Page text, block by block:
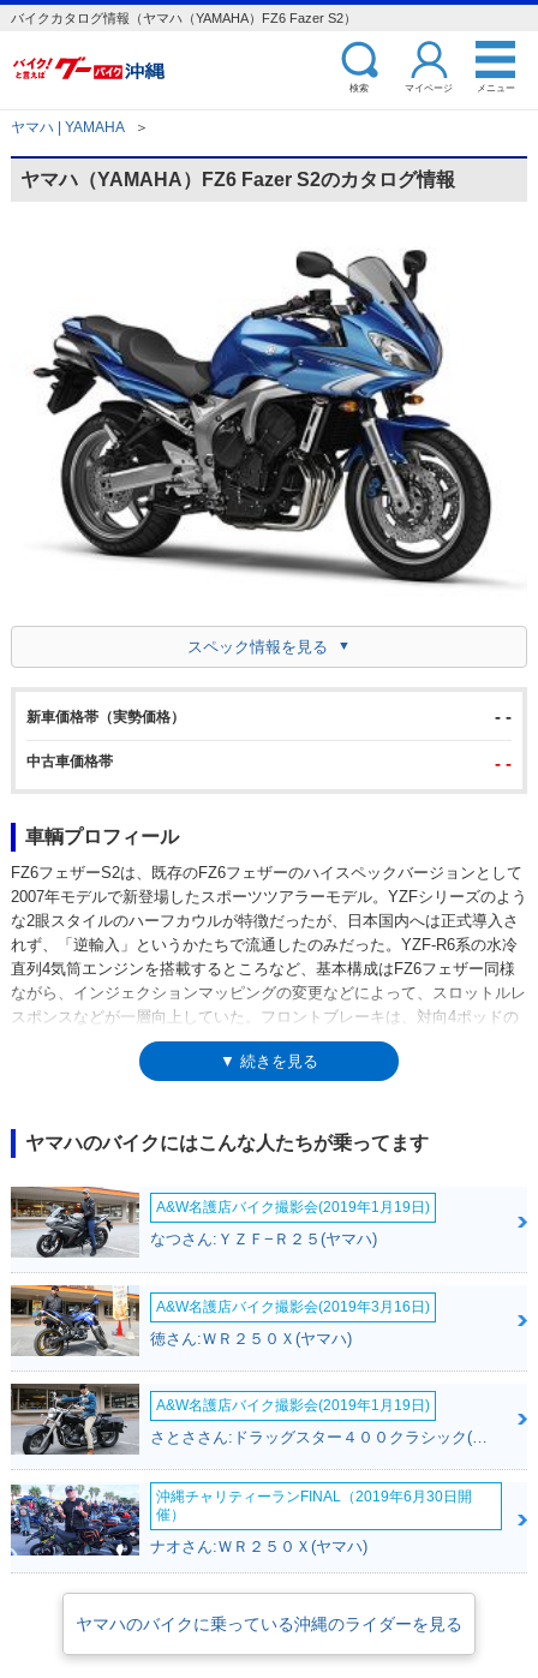
バイクカタログ情報（ヤマハ（YAMAHA）FZ6 Fazer S2）
検索 マイページ メニュー
ヤマハ | YAMAHA ＞
ヤマハ（YAMAHA）FZ6 Fazer S2のカタログ情報
スペック情報を見る
新車価格帯（実勢価格） - -
中古車価格帯 - -
車輌プロフィール
FZ6フェザーS2は、既存のFZ6フェザーのハイスペックバージョンとして
2007年モデルで新登場したスポーツツアラーモデル。YZFシリーズのよう
な2眼スタイルのハーフカウルが特徴だったが、日本国内へは正式導入さ
れず、「逆輸入」というかたちで流通したのみだった。YZF-R6系の水冷
直列4気筒エンジンを搭載するところなど、基本構成はFZ6フェザー同様
ながら、インジェクションマッピングの変更などによって、スロットルレ
スポンスなどが一層向上していた。フロントブレーキは、対向4ポッドの
モノブロックキャリパーが採用された。メーターは、同年代のFZ1系と同
じ、アナログ回転計、デジタル速度計の組み合わせとなった。ネイキッド
XJ6ディバージョンへとチェンジされた。
▼ 続きを見る
ヤマハのバイクにはこんな人たちが乗ってます
A&W名護店バイク撮影会(2019年1月19日)
なつさん:ＹＺＦ−Ｒ２５(ヤマハ)
A&W名護店バイク撮影会(2019年3月16日)
徳さん:ＷＲ２５０Ｘ(ヤマハ)
A&W名護店バイク撮影会(2019年1月19日)
沖縄チャリティーランFINAL（2019年6月30日開
催）
ナオさん:ＷＲ２５０Ｘ(ヤマハ)
ヤマハのバイクに乗っている沖縄のライダーを見る